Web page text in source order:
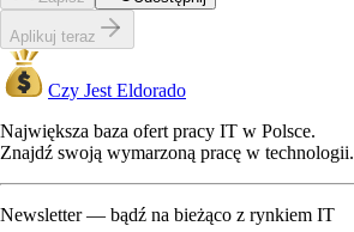
Aplikuj teraz
Czy Jest Eldorado
Największa baza ofert pracy IT w Polsce.
Znajdź swoją wymarzoną pracę w technologii.
Newsletter — bądź na bieżąco z rynkiem IT